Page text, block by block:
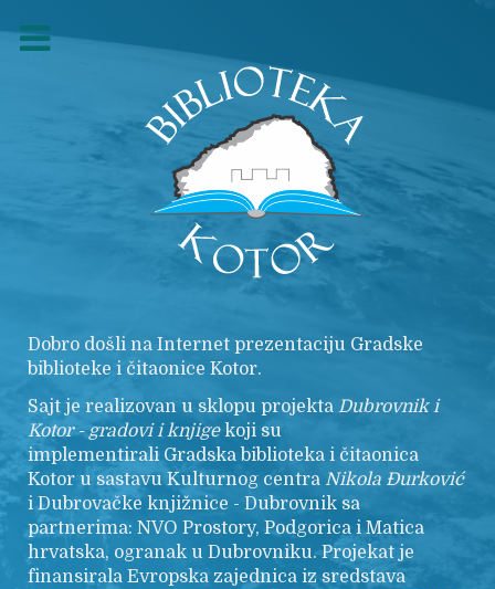
Dobro došli na Internet prezentaciju Gradske
biblioteke i čitaonice Kotor.
Sajt je realizovan u sklopu projekta Dubrovnik i
Kotor - gradovi i knjigekoji su
implementirali Gradska biblioteka i čitaonica
Kotor u sastavu Kulturnog centra Nikola Đurković
i Dubrovačke knjižnice - Dubrovnik sa
partnerima: NVO Prostory, Podgorica i Matica
hrvatska, ogranak u Dubrovniku. Projekat je
finansirala Evropska zajednica iz sredstava